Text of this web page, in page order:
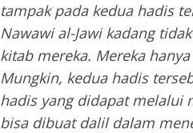
tampak pada kedua hadis
Nawawi al-Jawi kadang
kitab mereka. Mereka
Mungkin, kedua hadis
hadis yang didapat melalui
bisa dibuat dalil dalam